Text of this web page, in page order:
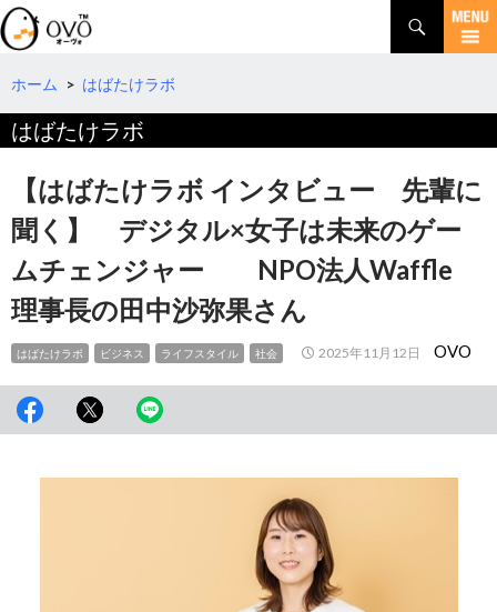
検
索
コ
テ
ツ
へ
ホーム > はばたけラボ
はばたけラボ
【はばたけラボ インタビュー 先輩に
聞く】 デジタル×女子は未来のゲー
ムチェンジャー NPO法人Waffle
理事長の田中沙弥果さん
はばたけラボ ビジネス ライフスタイル 社会 2025年11月12日 OVO